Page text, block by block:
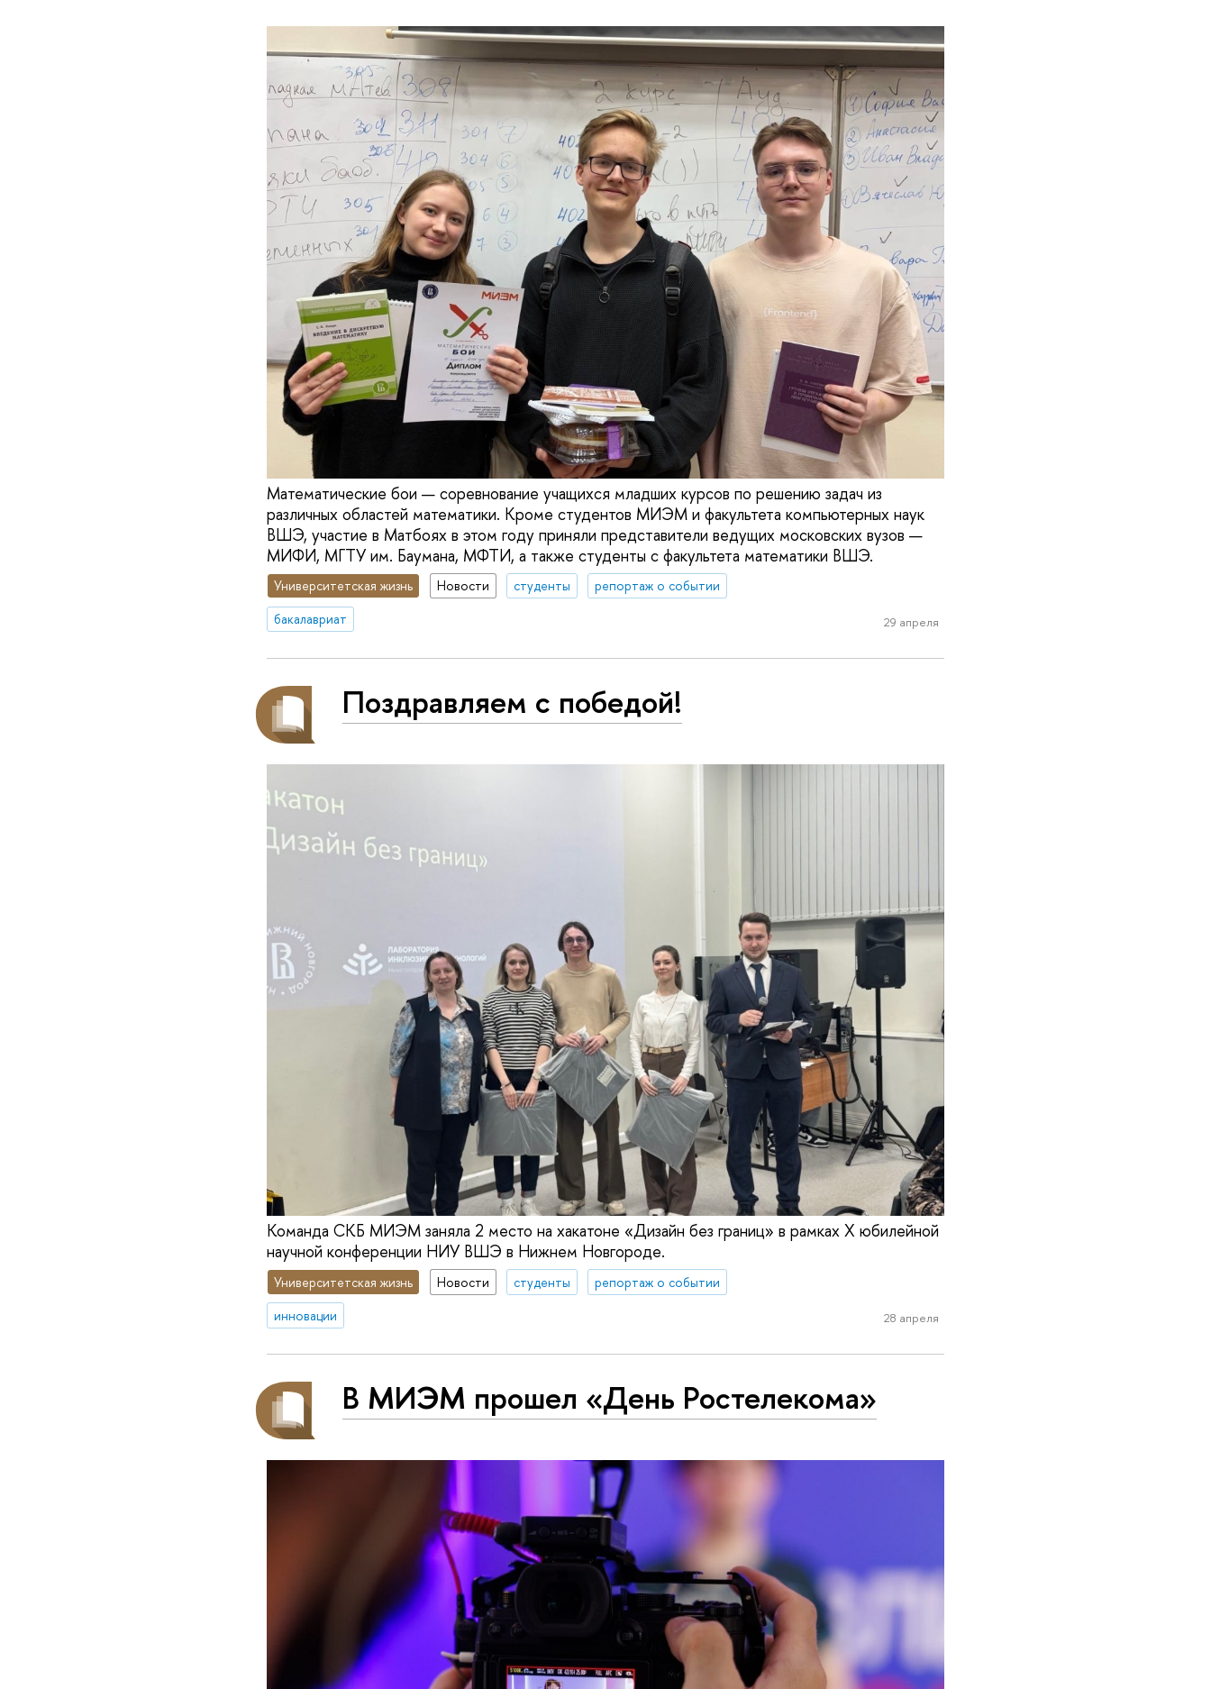
Математические бои — соревнование учащихся младших курсов по решению задач из
различных областей математики. Кроме студентов МИЭМ и факультета компьютерных наук
ВШЭ, участие в Матбоях в этом году приняли представители ведущих московских вузов —
МИФИ, МГТУ им. Баумана, МФТИ, а также студенты с факультета математики ВШЭ.
Университетская жизнь Новости студенты
репортаж о событии
бакалавриат
29 апреля
Поздравляем с победой!
Команда СКБ МИЭМ заняла 2 место на хакатоне «Дизайн без границ» в рамках X юбилейной
научной конференции НИУ ВШЭ в Нижнем Новгороде.
Университетская жизнь Новости студенты
репортаж о событии
инновации
28 апреля
В МИЭМ прошел «День Ростелекома»